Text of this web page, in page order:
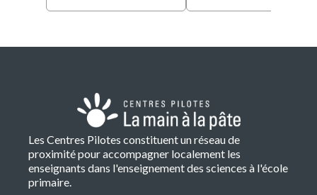
Les Centres Pilotes constituent un réseau de
proximité pour accompagner localement les
enseignants dans l'enseignement des sciences à l'école
primaire.